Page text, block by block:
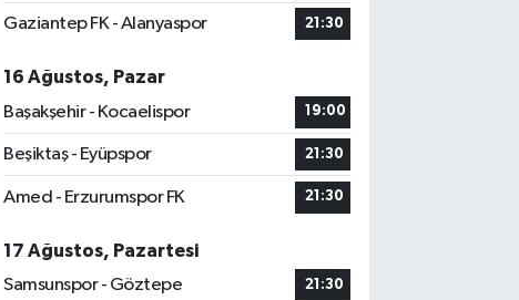
Gaziantep FK - Alanyaspor 21:30
16 Ağustos, Pazar
Başakşehir - Kocaelispor
19:00
Beşiktaş - Eyüpspor 21:30
Amed - Erzurumspor FK 21:30
17 Ağustos, Pazartesi
Samsunspor - Göztepe
21:30